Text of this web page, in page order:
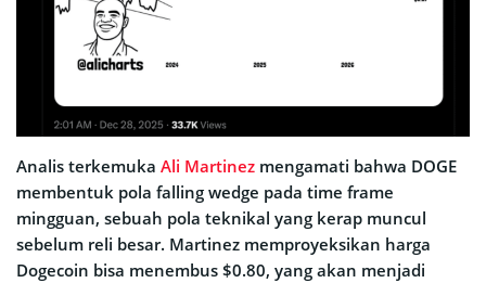
Analis terkemuka Ali Martinez mengamati bahwa DOGE
membentuk pola falling wedge pada time frame
mingguan, sebuah pola teknikal yang kerap muncul
sebelum reli besar. Martinez memproyeksikan harga
Dogecoin bisa menembus $0.80, yang akan menjadi